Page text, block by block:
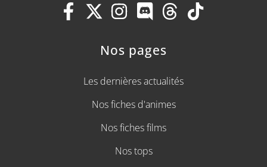
Nos pages
Les dernières actualités
Nos fiches d'animes
Nos fiches films
Nos tops